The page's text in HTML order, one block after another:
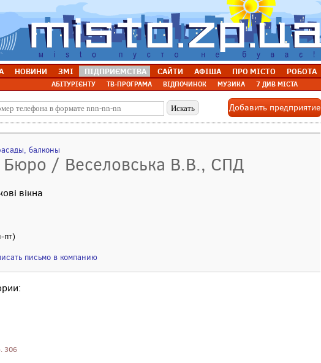
НОВИНИ ЗМІ ПІДПРИЄМСТВА САЙТИ АФІША ПРО МІСТО РОБОТА
АБІТУРІЄНТУ ТВ-ПРОГРАМА ВІДПОЧИНОК МУЗИКА 7 ДИВ МІСТА
Добавить предприятие
балконы
Бюро / Веселовська В.В., СПД
вікна
пт)
письмо в компанию
306